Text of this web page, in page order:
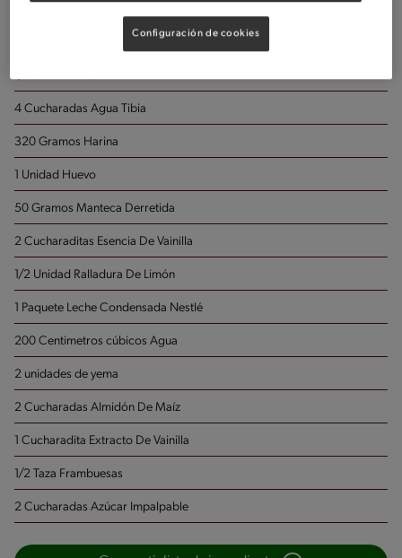
30 Gramos Levadura Fresca
4 Cucharadas Agua Tibia
320 Gramos Harina
1 Unidad Huevo
50 Gramos Manteca Derretida
2 Cucharaditas Esencia De Vainilla
1/2 Unidad Ralladura De Limón
1 Paquete Leche Condensada Nestlé
200 Centimetros cúbicos Agua
2 unidades de yema
2 Cucharadas Almidón De Maíz
1 Cucharadita Extracto De Vainilla
1/2 Taza Frambuesas
2 Cucharadas Azúcar Impalpable
Configuración de cookies